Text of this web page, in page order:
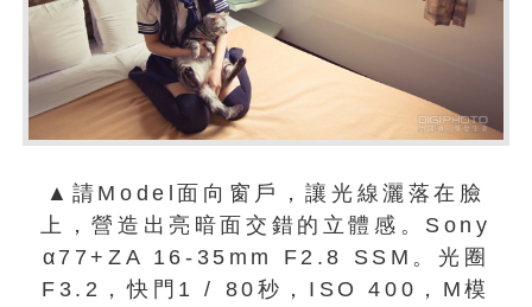
▲請Model面向窗戶，讓光線灑落在臉
上，營造出亮暗面交錯的立體感。Sony
α77+ZA 16-35mm F2.8 SSM。光圈
F3.2，快門1 / 80秒，ISO 400，M模